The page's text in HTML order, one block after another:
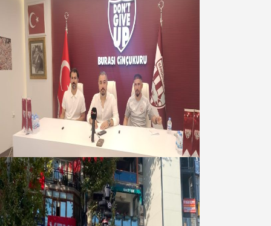
Oğuzbeyi : Transferlerde takımın
geleceğini, kulübün ekonomisini
düşündük